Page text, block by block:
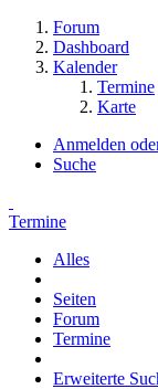
Forum
Dashboard
Kalender
Termine
Karte
Anmelden
Suche
Termine
Alles
Seiten
Forum
Termine
Erweiterte